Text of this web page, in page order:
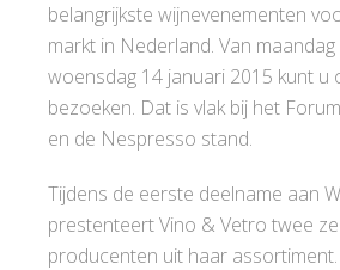
belangrijkste wijnevenementen
markt in Nederland. Van
woensdag 14 januari 2015 kunt u
bezoeken. Dat is vlak bij het
en de Nespresso stand.
Tijdens de eerste deelname aan
prestenteert Vino & Vetro twee
producenten uit haar assortiment.